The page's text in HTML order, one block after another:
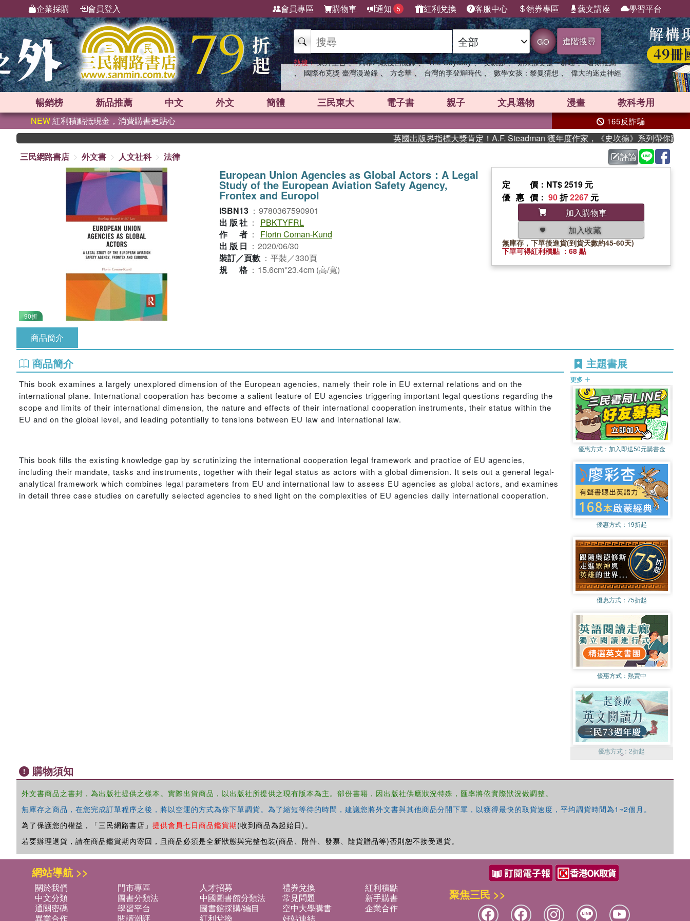
企業採購 會員登入 會員專區 購物車 通知 5 紅利兌換 客服中心 領券專區 藝文講座 學習平台
GO 進階搜尋
熱搜： 東野圭吾 、 高希均教授回憶錄 、 The Odyssey 、 父親節 、 如果歷史是一群喵 、 暑期推薦
、 國際布克獎 臺灣漫遊錄 、 方念華 、 台灣的李登輝時代 、 數學女孩：黎曼猜想 、 偉大的迷走神經
暢銷榜 新品推薦 中文 外文 簡體 三民東大 電子書 親子 文具選物 漫畫 教科考用
NEW紅利積點抵現金，消費購書更貼心 165反詐騙
英國出版界指標大獎肯定！A.F. Steadman 獲年度作家，《史坎德》系列帶你踏上熱血
三民網路書店
外文書 人文社科 法律 評論
90折
European Union Agencies as Global Actors：A Legal
Study of the European Aviation Safety Agency,
Frontex and Europol
ISBN13 ： 9780367590901
出版社 ：
PBKTYFRL
作者 ：
Florin Coman-Kund
出版日 ： 2020/06/30
裝訂／頁數 ： 平裝／330頁
規格 ： 15.6cm*23.4cm (高/寬)
定價 ：NT$ 2519 元
優惠價 ： 90折2267 元
加入購物車
加入收藏
無庫存，下單後進貨(到貨天數約45-60天)
下單可得紅利積點 ：68 點
商品簡介
商品簡介
This book examines a largely unexplored dimension of the European agencies, namely their role in EU external relations and on the
international plane. International cooperation has become a salient feature of EU agencies triggering important legal questions regarding the
scope and limits of their international dimension, the nature and effects of their international cooperation instruments, their status within the
EU and on the global level, and leading potentially to tensions between EU law and international law.
This book fills the existing knowledge gap by scrutinizing the international cooperation legal framework and practice of EU agencies,
including their mandate, tasks and instruments, together with their legal status as actors with a global dimension. It sets out a general legal-
analytical framework which combines legal parameters from EU and international law to assess EU agencies as global actors, and examines
in detail three case studies on carefully selected agencies to shed light on the complexities of EU agencies daily international cooperation.
主題書展
更多
優惠方式： 加入即送50元購書金
優惠方式： 19折起
優惠方式： 75折起
優惠方式： 熱賣中
優惠方式：2折起
購物須知
外文書商品之書封，為出版社提供之樣本。實際出貨商品，以出版社所提供之現有版本為主。部份書籍，因出版社供應狀況特殊，匯率將依實際狀況做調整。
無庫存之商品，在您完成訂單程序之後，將以空運的方式為你下單調貨。為了縮短等待的時間，建議您將外文書與其他商品分開下單，以獲得最快的取貨速度，平均調貨時間為1~2個月。
為了保護您的權益，「三民網路書店」 提供會員七日商品鑑賞期(收到商品為起始日)。
若要辦理退貨，請在商品鑑賞期內寄回，且商品必須是全新狀態與完整包裝(商品、附件、發票、隨貨贈品等)否則恕不接受退貨。
網站導航 >>
關於我們 門市專區 人才招募 禮券兌換
紅利積點
中文分類
圖書分類法 中國圖書館分類法 常見問題
新手購書
通關密碼
學習平台 圖書館採購/編目 空中大學購書
企業合作
異業合作
閱讀潮評 紅利兌換 好站連結
聚焦三民 >>